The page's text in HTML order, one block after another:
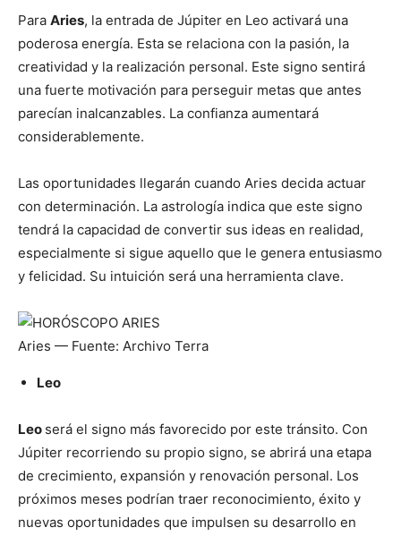
Para Aries, la entrada de Júpiter en Leo activará una
poderosa energía. Esta se relaciona con la pasión, la
creatividad y la realización personal. Este signo sentirá
una fuerte motivación para perseguir metas que antes
parecían inalcanzables. La confianza aumentará
considerablemente.
Las oportunidades llegarán cuando Aries decida actuar
con determinación. La astrología indica que este signo
tendrá la capacidad de convertir sus ideas en realidad,
especialmente si sigue aquello que le genera entusiasmo
y felicidad. Su intuición será una herramienta clave.
Aries — Fuente: Archivo Terra
Leo
Leo será el signo más favorecido por este tránsito. Con
Júpiter recorriendo su propio signo, se abrirá una etapa
de crecimiento, expansión y renovación personal. Los
próximos meses podrían traer reconocimiento, éxito y
nuevas oportunidades que impulsen su desarrollo en